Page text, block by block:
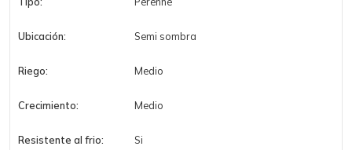
Ubicación: Semi sombra
Riego: Medio
Crecimiento: Medio
Resistente al frio: Si